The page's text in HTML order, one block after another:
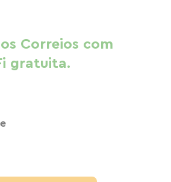
Correios com
gratuita.